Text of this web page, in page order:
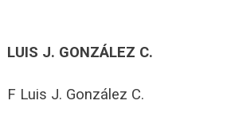
LUIS J. GONZÁLEZ C.
F Luis J. González C.